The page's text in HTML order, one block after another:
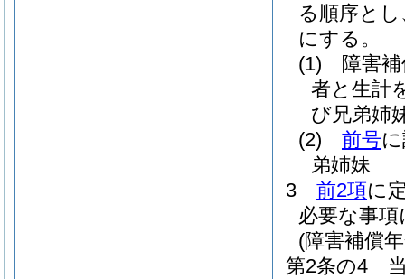
る順序と
にする。
(1)
障害
者と生計
び兄弟姉
(2)
前号
弟姉妹
3
前2項に
必要な事
(障害補償
第2条の4